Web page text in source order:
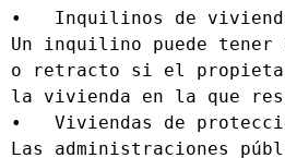
•   Inquilinos de
Un inquilino puede tener
o retracto si el
la vivienda en la que
•   Viviendas de
Las administraciones